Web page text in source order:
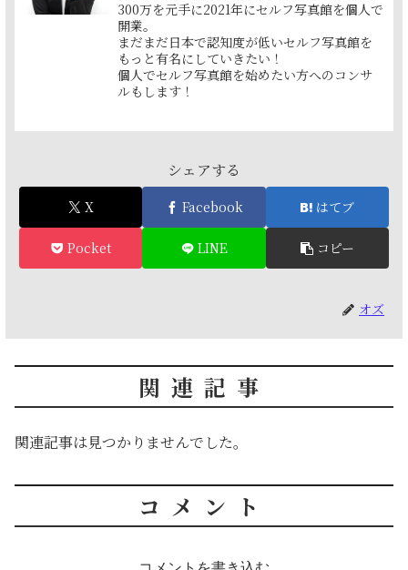
300万を元手に2021年にセルフ写真館を個人で
開業。
まだまだ日本で認知度が低いセルフ写真館を
もっと有名にしていきたい！
個人でセルフ写真館を始めたい方へのコンサ
ルもします！
シェアする
X Facebook はてブ
Pocket LINE コピー
オズ
関連記事
関連記事は見つかりませんでした。
コメント